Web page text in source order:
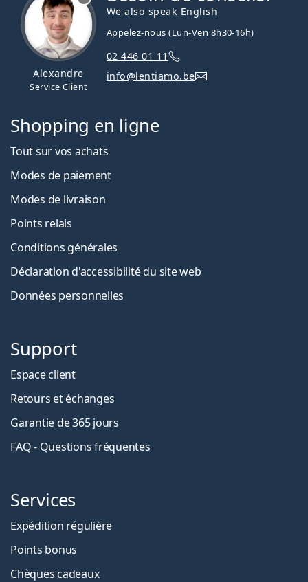
Alexandre
Service Client
We also speak English
Appelez-nous (Lun-Ven 8h30-16h)
02 446 01 11
info@lentiamo.be
Shopping en ligne
Tout sur vos achats
Modes de paiement
Modes de livraison
Points relais
Conditions générales
Déclaration d'accessibilité du site web
Données personnelles
Support
Espace client
Retours et échanges
Garantie de 365 jours
FAQ - Questions fréquentes
Services
Expédition régulière
Points bonus
Chèques cadeaux